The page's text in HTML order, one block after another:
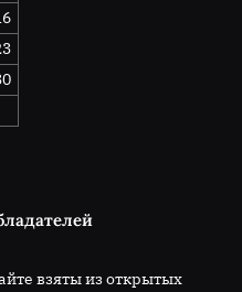
взяты из открытых